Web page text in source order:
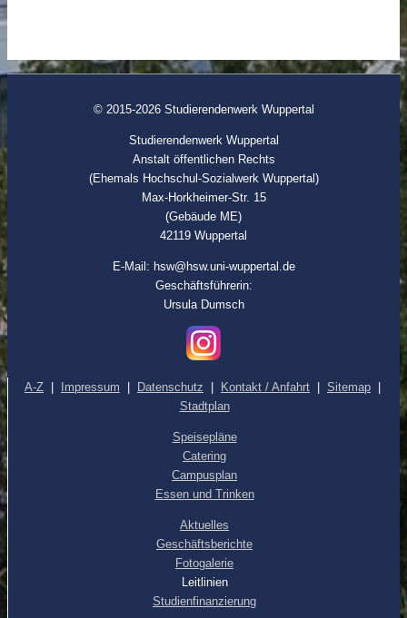
© 2015-2026 Studierendenwerk Wuppertal
Studierendenwerk Wuppertal
Anstalt öffentlichen Rechts
(Ehemals Hochschul-Sozialwerk Wuppertal)
Max-Horkheimer-Str. 15
(Gebäude ME)
42119 Wuppertal
E-Mail: hsw@hsw.uni-wuppertal.de
Geschäftsführerin:
Ursula Dumsch
A-Z Impressum Datenschutz Kontakt / Anfahrt Sitemap
Stadtplan
Speisepläne
Catering
Campusplan
Essen und Trinken
Aktuelles
Geschäftsberichte
Fotogalerie
Leitlinien
Studienfinanzierung